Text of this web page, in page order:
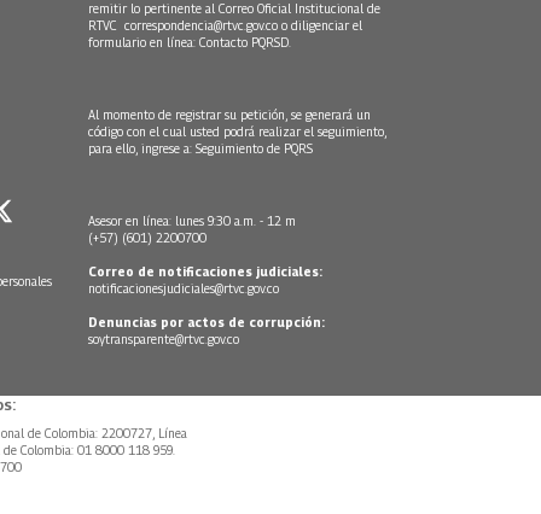
remitir lo pertinente al Correo Oficial Institucional de
RTVC correspondencia@rtvc.gov.co o diligenciar el
formulario en línea: Contacto PQRSD.
Al momento de registrar su petición, se generará un
código con el cual usted podrá realizar el seguimiento,
para ello, ingrese a: Seguimiento de PQRS
Asesor en línea: lunes 9:30 a.m. - 12 m
(+57) (601) 2200700
Correo de notificaciones judiciales:
notificacionesjudiciales@rtvc.gov.co
Denuncias por actos de corrupción:
soytransparente@rtvc.gov.co
de Colombia: 2200727, Línea
Colombia: 01 8000 118 959.